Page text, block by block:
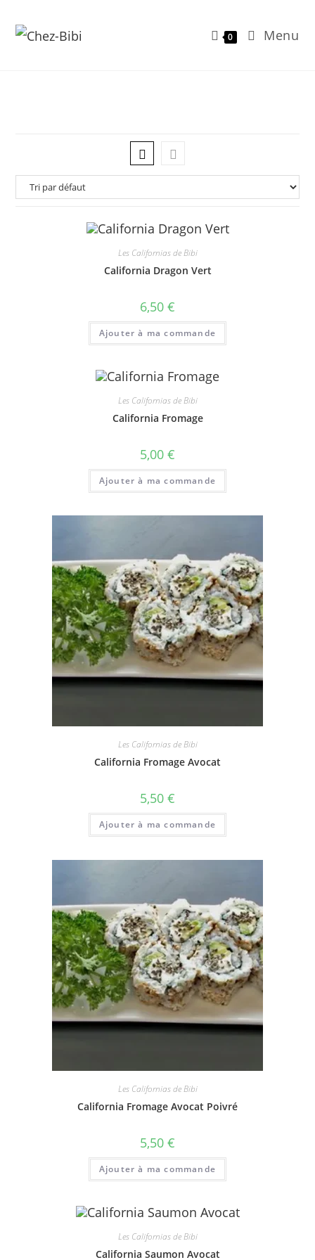
0 Menu
Les Californias de Bibi
California Dragon Vert
6,50 €
Ajouter à ma commande
Les Californias de Bibi
California Fromage
5,00 €
Ajouter à ma commande
Les Californias de Bibi
California Fromage Avocat
5,50 €
Ajouter à ma commande
Les Californias de Bibi
California Fromage Avocat Poivré
5,50 €
Ajouter à ma commande
Les Californias de Bibi
California Saumon Avocat